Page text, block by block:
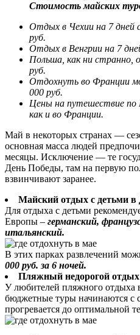
Стоимость майских
Отдых в Чехии на 7 дней
руб.
Отдых в Венгрии на 7
Польша, как ни странно,
руб.
Отдохнуть во Франции
000 руб.
Цены на путешествие по
как и во Франции.
Май в некоторых странах —
основная масса людей
месяцы. Исключение — те
День Победы, там на первую
взвинчивают заранее.
Майский отдых с детьми в
Для отдыха с детьми
Европы – германский,
итальянский.
В этих парках развлечений
000 руб. за 6 ночей.
Пляжный недорогой
У любителей пляжного отдыха
бюджетные туры начинаются с
прогревается до оптимальной